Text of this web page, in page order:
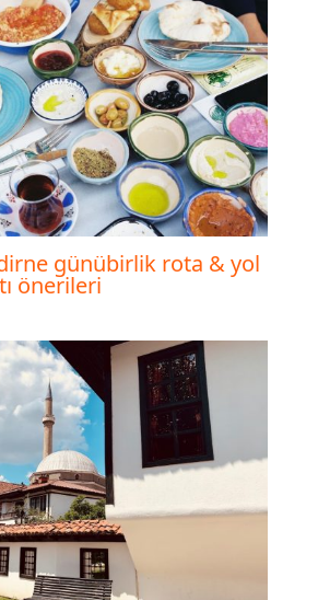
günübirlik rota & yol
önerileri